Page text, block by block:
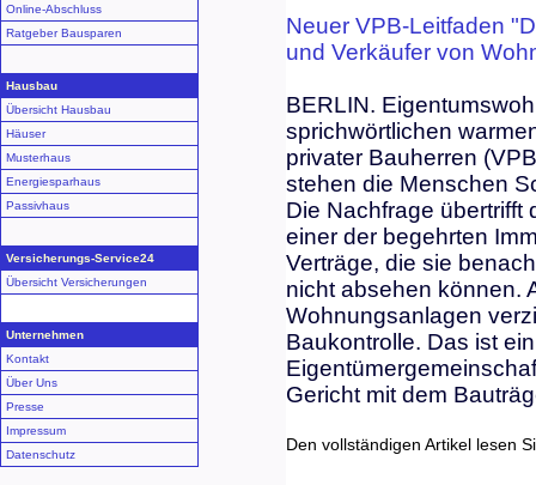
Online-Abschluss
Ratgeber Bausparen
Hausbau
Übersicht Hausbau
Häuser
Musterhaus
Energiesparhaus
Passivhaus
Versicherungs-Service24
Übersicht Versicherungen
Unternehmen
Kontakt
Über Uns
Presse
Impressum
Datenschutz
Neuer VPB-Leitfaden
und Verkäufer von
BERLIN.
sprichwörtlichen
privater Bauherren
stehen die Menschen
Die Nachfrage übertrifft
einer der begehrten
Verträge, die sie
nicht absehen können.
Wohnungsanlagen
Baukontrolle. Das ist
Gericht mit dem
Den vollständigen Artikel lesen